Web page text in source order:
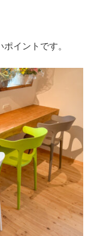
イントです。